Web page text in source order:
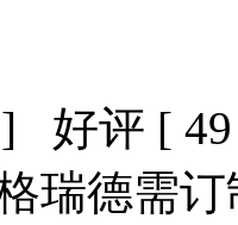
] 好评 [
瑞德需